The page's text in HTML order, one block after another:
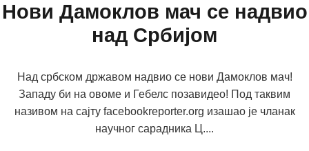
Нови Дамоклов мач се надвио
над Србијом
Над србском државом надвио се нови Дамоклов мач!
Западу би на овоме и Гебелс позавидео! Под таквим
називом на сајту facebookreporter.org изашао је чланак
научног сарадника Ц....